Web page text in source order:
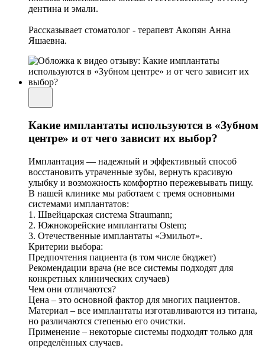
дентина и эмали.
Рассказывает стоматолог - терапевт Акопян Анна
Яшаевна.
Какие имплантаты используются в «Зубном
центре» и от чего зависит их выбор?
Имплантация — надежный и эффективный способ
восстановить утраченные зубы, вернуть красивую
улыбку и возможность комфортно пережевывать пищу.
В нашей клинике мы работаем с тремя основными
системами имплантатов:
1. Швейцарская система Straumann;
2. Южнокорейские имплантаты Ostem;
3. Отечественные имплантаты «Эмильот».
Критерии выбора:
Предпочтения пациента (в том числе бюджет)
Рекомендации врача (не все системы подходят для
конкретных клинических случаев)
Чем они отличаются?
Цена – это основной фактор для многих пациентов.
Материал – все имплантаты изготавливаются из титана,
но различаются степенью его очистки.
Применение – некоторые системы подходят только для
определённых случаев.